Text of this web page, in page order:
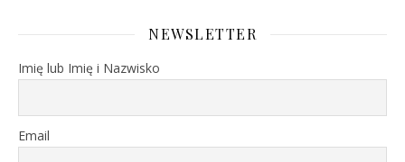
NEWSLETTER
Imię lub Imię i Nazwisko
Email